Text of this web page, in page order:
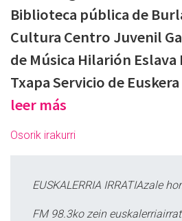
Biblioteca pública de
Cultura Centro Juvenil
de Música Hilarión
Txapa Servicio de Euskera
leer más
Osorik irakurri
EUSKALERRIA IRRATIAzale
FM 98.3ko zein